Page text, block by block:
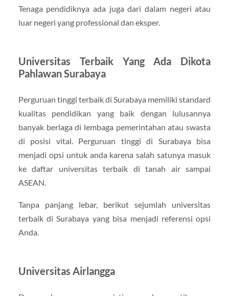
Tenaga pendidiknya ada juga dari dalam negeri atau
luar negeri yang professional dan eksper.
Universitas Terbaik Yang Ada Dikota
Pahlawan Surabaya
Perguruan tinggi terbaik di Surabaya memiliki standard
kualitas pendidikan yang baik dengan lulusannya
banyak berlaga di lembaga pemerintahan atau swasta
di posisi vital. Perguruan tinggi di Surabaya bisa
menjadi opsi untuk anda karena salah satunya masuk
ke daftar universitas terbaik di tanah air sampai
ASEAN.
Tanpa panjang lebar, berikut sejumlah universitas
terbaik di Surabaya yang bisa menjadi referensi opsi
Anda.
Universitas Airlangga